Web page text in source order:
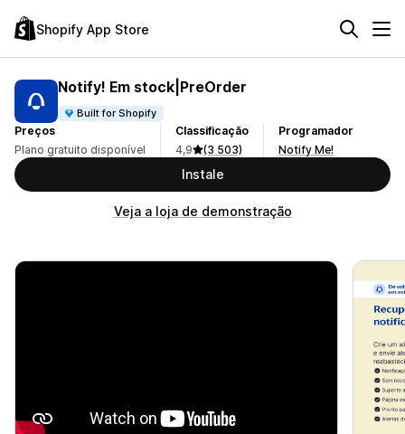
Shopify App Store
Notify! Em stock|PreOrder
Built for Shopify
Preços
Plano gratuito disponível
Classificação
4,9
(3 503)
Programador
Notify Me!
Instale
Veja a loja de demonstração